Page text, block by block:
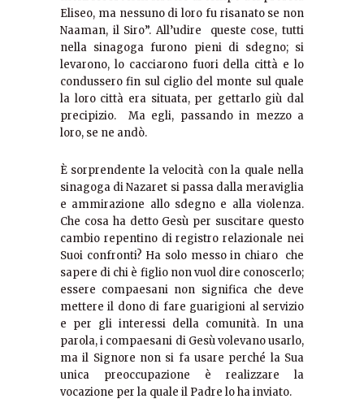
Eliseo, ma nessuno di loro fu risanato se non
Naaman, il Siro”. All’udire queste cose, tutti
nella sinagoga furono pieni di sdegno; si
levarono, lo cacciarono fuori della città e lo
condussero fin sul ciglio del monte sul quale
la loro città era situata, per gettarlo giù dal
precipizio. Ma egli, passando in mezzo a
loro, se ne andò.
È sorprendente la velocità con la quale nella
sinagoga di Nazaret si passa dalla meraviglia
e ammirazione allo sdegno e alla violenza.
Che cosa ha detto Gesù per suscitare questo
cambio repentino di registro relazionale nei
Suoi confronti? Ha solo messo in chiaro che
sapere di chi è figlio non vuol dire conoscerlo;
essere compaesani non significa che deve
mettere il dono di fare guarigioni al servizio
e per gli interessi della comunità. In una
parola, i compaesani di Gesù volevano usarlo,
ma il Signore non si fa usare perché la Sua
unica preoccupazione è realizzare la
vocazione per la quale il Padre lo ha inviato.